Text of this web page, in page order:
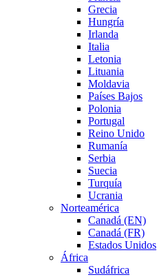
Grecia
Hungría
Irlanda
Italia
Letonia
Lituania
Moldavia
Países Bajos
Polonia
Portugal
Reino Unido
Rumanía
Serbia
Suecia
Turquía
Ucrania
Norteamérica
Canadá (EN)
Canadá (FR)
Estados Unidos
África
Sudáfrica